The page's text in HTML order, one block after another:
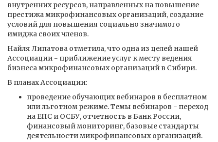
внутренних ресурсов, направленных на повышение
престижа микрофинансовых организаций, создание
условий для повышения социально значимого
имиджа своих членов.
Найля Липатова отметила, что одна из целей нашей
Ассоциации - приближение услуг к месту ведения
бизнеса микрофинансовых организаций в Сибири.
В планах Ассоциации:
проведение обучающих вебинаров в бесплатном
или льготном режиме. Темы вебинаров - переход
на ЕПС и ОСБУ, отчетность в Банк России,
финансовый мониторинг, базовые стандарты
деятельности микрофинансовых организаций.